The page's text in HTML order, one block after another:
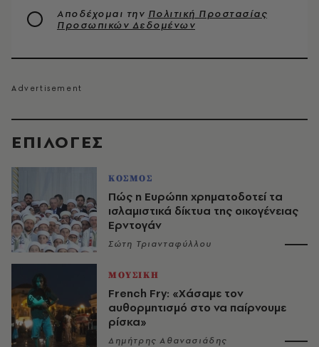
EΠΙΛΟΓΈΣ
ΚΟΣΜΟΣ
Πώς η Ευρώπη χρηματοδοτεί τα
ισλαμιστικά δίκτυα της οικογένειας
Ερντογάν
Σώτη Τριανταφύλλου
ΜΟΥΣΙΚΗ
French Fry: «Χάσαμε τον
αυθορμητισμό στο να παίρνουμε
ρίσκα»
Δημήτρης Αθανασιάδης
Αποδέχομαι την Πολιτική Προστασίας
Προσωπικών Δεδομένων